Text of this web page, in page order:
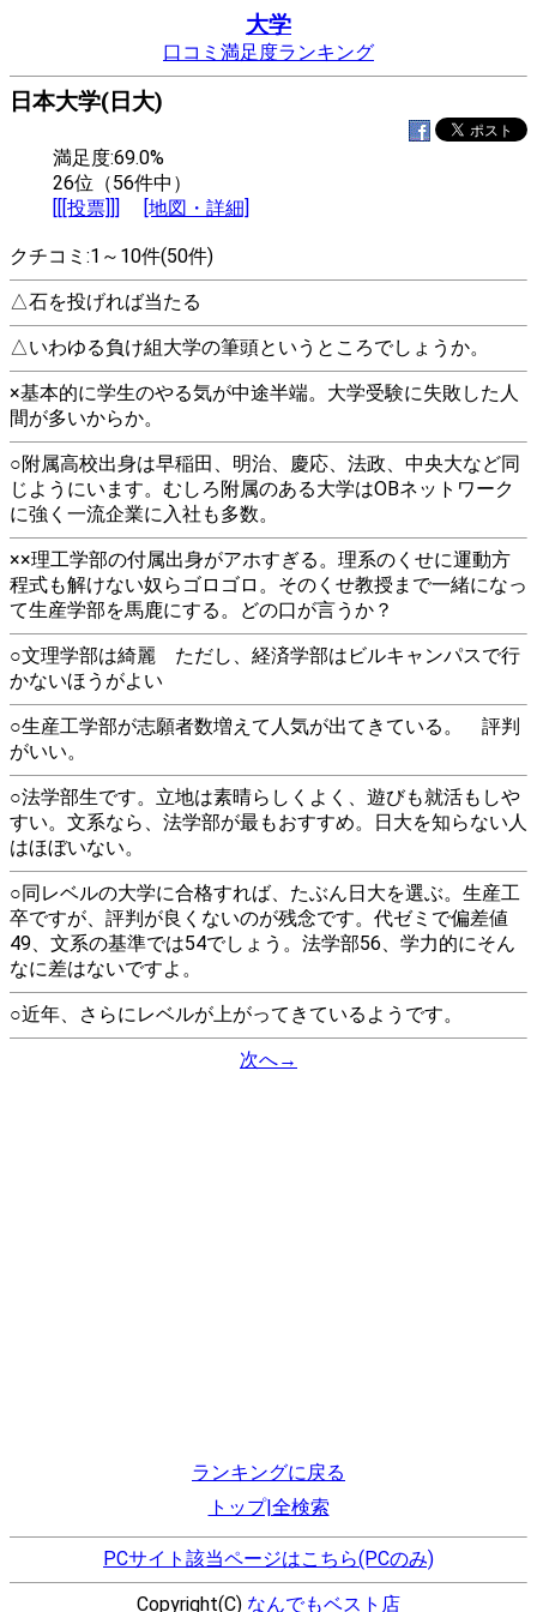
大学
口コミ満足度ランキング
日本大学(日大)
満足度:69.0%
26位（56件中）
[[[投票]]]
[地図・詳細]
クチコミ:1～10件(50件)
△石を投げれば当たる
△いわゆる負け組大学の筆頭というところでしょうか。
×基本的に学生のやる気が中途半端。大学受験に失敗した人
間が多いからか。
○附属高校出身は早稲田、明治、慶応、法政、中央大など同
じようにいます。むしろ附属のある大学はOBネットワーク
に強く一流企業に入社も多数。
××理工学部の付属出身がアホすぎる。理系のくせに運動方
程式も解けない奴らゴロゴロ。そのくせ教授まで一緒になっ
て生産学部を馬鹿にする。どの口が言うか？
○文理学部は綺麗 ただし、経済学部はビルキャンパスで行
かないほうがよい
○生産工学部が志願者数増えて人気が出てきている。 評判
がいい。
○法学部生です。立地は素晴らしくよく、遊びも就活もしや
すい。文系なら、法学部が最もおすすめ。日大を知らない人
はほぼいない。
○同レベルの大学に合格すれば、たぶん日大を選ぶ。生産工
卒ですが、評判が良くないのが残念です。代ゼミで偏差値
49、文系の基準では54でしょう。法学部56、学力的にそん
なに差はないですよ。
○近年、さらにレベルが上がってきているようです。
次へ→
ランキングに戻る
トップ|全検索
PCサイト該当ページはこちら(PCのみ)
Copyright(C) なんでもベスト店